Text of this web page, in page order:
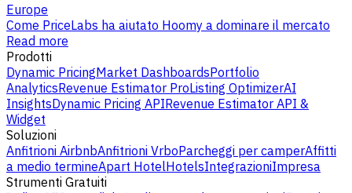
Europe
Come PriceLabs ha aiutato Hoomy a dominare il mercato
Read more
Prodotti
Dynamic PricingMarket DashboardsPortfolio
AnalyticsRevenue Estimator ProListing OptimizerAI
InsightsDynamic Pricing APIRevenue Estimator API &
Widget
Soluzioni
Anfitrioni AirbnbAnfitrioni VrboParcheggi per camperAffitti
a medio termineApart HotelHotelsIntegrazioniImpresa
Strumenti Gratuiti